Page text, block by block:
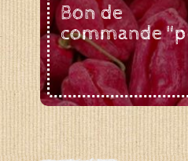
Bon de
commande